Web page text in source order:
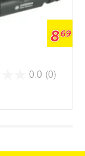
869
0.0 (0)